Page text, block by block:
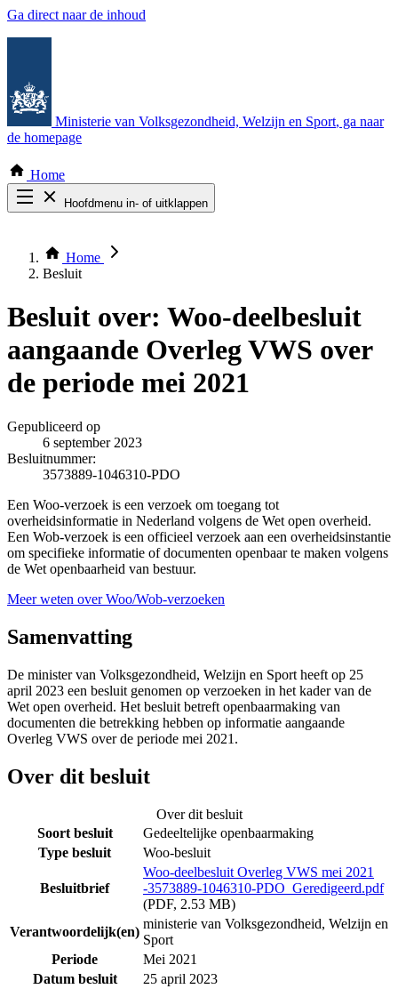
Ga direct naar de inhoud
Ministerie van Volksgezondheid, Welzijn en Sport, ga naar
de homepage
Home
Hoofdmenu in- of uitklappen
Thema COVID-19
Bekijk per bestuursorgaan
Home
Besluit
Besluit over: Woo-deelbesluit
aangaande Overleg VWS over
de periode mei 2021
Gepubliceerd op
6 september 2023
Besluitnummer:
3573889-1046310-PDO
Een Woo-verzoek is een verzoek om toegang tot
overheidsinformatie in Nederland volgens de Wet open overheid.
Een Wob-verzoek is een officieel verzoek aan een overheidsinstantie
om specifieke informatie of documenten openbaar te maken volgens
de Wet openbaarheid van bestuur.
Meer weten over Woo/Wob-verzoeken
Samenvatting
De minister van Volksgezondheid, Welzijn en Sport heeft op 25
april 2023 een besluit genomen op verzoeken in het kader van de
Wet open overheid. Het besluit betreft openbaarmaking van
documenten die betrekking hebben op informatie aangaande
Overleg VWS over de periode mei 2021.
Over dit besluit
Over dit besluit
Soort besluit
Gedeeltelijke openbaarmaking
Type besluit
Woo-besluit
Besluitbrief
Woo-deelbesluit Overleg VWS mei 2021
-3573889-1046310-PDO_Geredigeerd.pdf
(PDF, 2.53 MB)
Verantwoordelijk(en)
ministerie van Volksgezondheid, Welzijn en
Sport
Periode
Mei 2021
Datum besluit
25 april 2023